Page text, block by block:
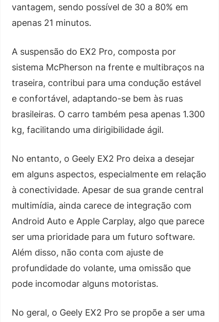
vantagem, sendo possível de 30 a 80% em
apenas 21 minutos.
A suspensão do EX2 Pro, composta por
sistema McPherson na frente e multibraços na
traseira, contribui para uma condução estável
e confortável, adaptando-se bem às ruas
brasileiras. O carro também pesa apenas 1.300
kg, facilitando uma dirigibilidade ágil.
No entanto, o Geely EX2 Pro deixa a desejar
em alguns aspectos, especialmente em relação
à conectividade. Apesar de sua grande central
multimídia, ainda carece de integração com
Android Auto e Apple Carplay, algo que parece
ser uma prioridade para um futuro software.
Além disso, não conta com ajuste de
profundidade do volante, uma omissão que
pode incomodar alguns motoristas.
No geral, o Geely EX2 Pro se propõe a ser uma